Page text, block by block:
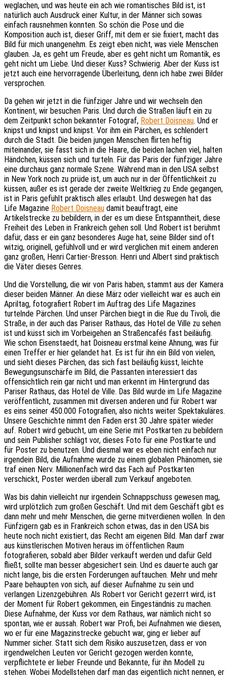
weglachen, und was heute ein ach wie romantisches Bild ist, ist
natürlich auch Ausdruck einer Kultur, in der Männer sich sowas
einfach rausnehmen konnten. So schön die Pose und die
Komposition auch ist, dieser Griff, mit dem er sie fixiert, macht das
Bild für mich unangenehm. Es zeigt eben nicht, was viele Menschen
glauben. Ja, es geht um Freude, aber es geht nicht um Romantik, es
geht nicht um Liebe. Und dieser Kuss? Schwierig. Aber der Kuss ist
jetzt auch eine hervorragende Überleitung, denn ich habe zwei Bilder
versprochen.
Da gehen wir jetzt in die fünfziger Jahre und wir wechseln den
Kontinent, wir besuchen Paris. Und durch die Straßen läuft ein zu
dem Zeitpunkt schon bekannter Fotograf, Robert Doisneau. Und er
knipst und knipst und knipst. Vor ihm ein Pärchen, es schlendert
durch die Stadt. Die beiden jungen Menschen flirten heftig
miteinander, sie fasst sich in die Haare, die beiden lachen viel, halten
Händchen, küssen sich und turteln. Für das Paris der fünfziger Jahre
eine durchaus ganz normale Szene. Während man in den USA selbst
in New York noch zu prüde ist, um auch nur in der Öffentlichkeit zu
küssen, außer es ist gerade der zweite Weltkrieg zu Ende gegangen,
ist in Paris gefühlt praktisch alles erlaubt. Und deswegen hat das
Life Magazine Robert Doisneau damit beauftragt, eine
Artikelstrecke zu bebildern, in der es um diese Entspanntheit, diese
Freiheit des Leben in Frankreich gehen soll. Und Robert ist berühmt
dafür, dass er ein ganz besonderes Auge hat, seine Bilder sind oft
witzig, originell, gefühlvoll und er wird verglichen mit einem anderen
ganz großen, Henri Cartier-Bresson. Henri und Albert sind praktisch
die Väter dieses Genres.
Und die Vorstellung, die wir von Paris haben, stammt aus der Kamera
dieser beiden Männer. An diese März oder vielleicht war es auch ein
Apriltag, fotografiert Robert im Auftrag des Life Magazines
turtelnde Pärchen. Und unser Pärchen biegt in die Rue du Tivoli, die
Straße, in der auch das Pariser Rathaus, das Hotel de Ville zu sehen
ist und küsst sich im Vorbeigehen an Straßencafés fast beiläufig.
Wie schon Eisenstaedt, hat Doisneau erstmal keine Ahnung, was für
einen Treffer er hier gelandet hat. Es ist für ihn ein Bild von vielen,
und sieht dieses Pärchen, das sich fast beiläufig küsst, leichte
Bewegungsunschärfe im Bild, die Passanten interessiert das
offensichtlich rein gar nicht und man erkennt im Hintergrund das
Pariser Rathaus, das Hotel de Ville. Das Bild wurde im Life Magazine
veröffentlicht, zusammen mit diversen anderen und für Robert war
es eins seiner 450.000 Fotografien, also nichts weiter Spektakuläres.
Unsere Geschichte nimmt den Faden erst 30 Jahre später wieder
auf. Robert wird gebucht, um eine Serie mit Postkarten zu bebildern
und sein Publisher schlägt vor, dieses Foto für eine Postkarte und
für Poster zu benutzen. Und diesmal war es eben nicht einfach nur
irgendein Bild, die Aufnahme wurde zu einem globalen Phänomen, sie
traf einen Nerv. Millionenfach wird das Fach auf Postkarten
verschickt, Poster werden überall zum Verkauf angeboten.
Was bis dahin vielleicht nur irgendein Schnappschuss gewesen mag,
wird urplötzlich zum großen Geschäft. Und mit dem Geschäft gibt es
dann mehr und mehr Menschen, die gerne mitverdienen wollen. In den
Fünfzigern gab es in Frankreich schon etwas, das in den USA bis
heute noch nicht existiert, das Recht am eigenen Bild. Man darf zwar
aus künstlerischen Motiven heraus im öffentlichen Raum
fotografieren, sobald aber Bilder verkauft werden und dafür Geld
fließt, sollte man besser abgesichert sein. Und es dauerte auch gar
nicht lange, bis die ersten Forderungen auftauchen. Mehr und mehr
Paare behaupten von sich, auf dieser Aufnahme zu sein und
verlangen Lizenzgebühren. Als Robert vor Gericht gezerrt wird, ist
der Moment für Robert gekommen, ein Eingeständnis zu machen.
Diese Aufnahme, der Kuss vor dem Rathaus, war nämlich nicht so
spontan, wie er aussah. Robert war Profi, bei Aufnahmen wie diesen,
wo er für eine Magazinstrecke gebucht war, ging er lieber auf
Nummer sicher. Statt sich dem Risiko auszusetzen, dass er von
irgendwelchen Leuten vor Gericht gezogen werden konnte,
verpflichtete er lieber Freunde und Bekannte, für ihn Modell zu
stehen. Wobei Modellstehen darf man das eigentlich nicht nennen, er